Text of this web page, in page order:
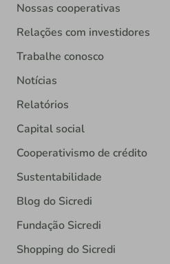
Nossas cooperativas
Relações com investidores
Trabalhe conosco
Notícias
Relatórios
Capital social
Cooperativismo de crédito
Sustentabilidade
Blog do Sicredi
Fundação Sicredi
Shopping do Sicredi